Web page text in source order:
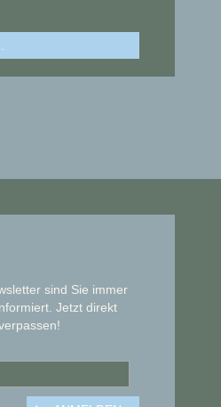
sind Sie immer
Jetzt direkt